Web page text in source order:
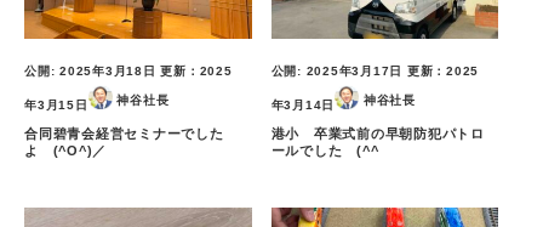
公開: 2025年3月18日 更新： 2025
年3月15日 神谷社長
合同碧青会経営セミナーでした
よ (^O^)／
公開: 2025年3月17日 更新：2025
年3月14日 神谷社長
港小 卒業式前の早朝防犯パトロ
ールでした (^^ゞ